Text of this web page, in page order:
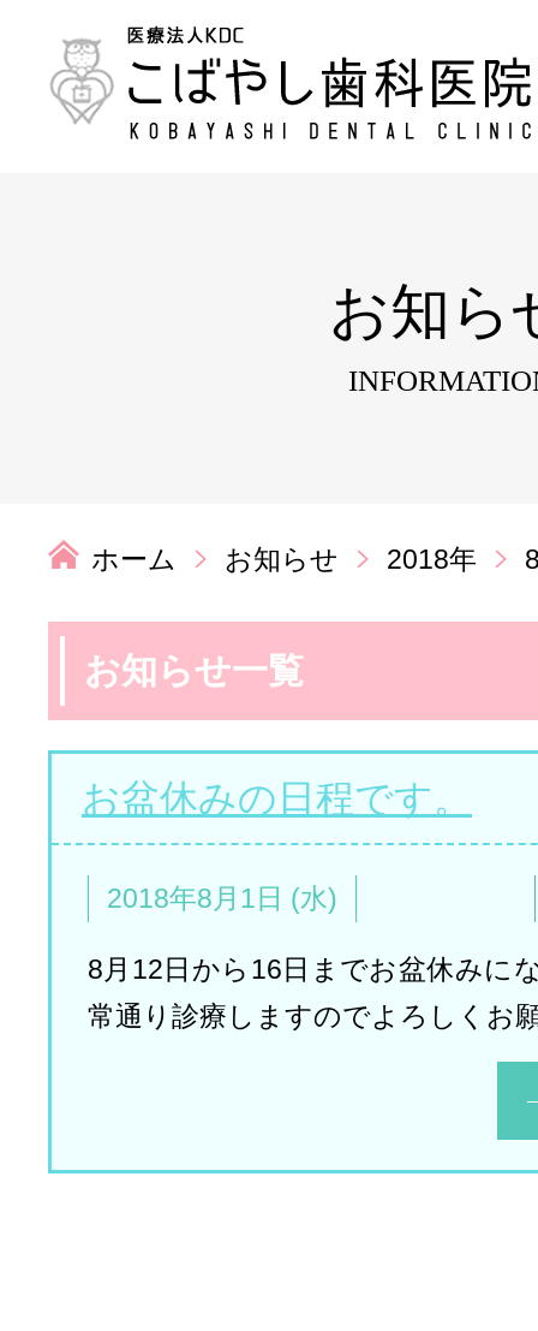
お知ら
ホーム お知らせ 2018年
お知らせ一覧
お盆休みの日程です。
2018年8月1日 (水)
8月12日から16日までお盆休みに
常通り診療しますのでよろしくお